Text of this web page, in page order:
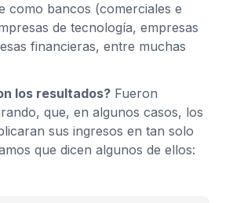
como bancos (comerciales e
de tecnología, empresas
financieras, entre muchas
los resultados? Fueron
que, en algunos casos, los
sus ingresos en tan solo
que dicen algunos de ellos: